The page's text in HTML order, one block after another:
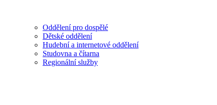
Oddělení pro dospělé
Dětské oddělení
Hudební a internetové oddělení
Studovna a čítarna
Regionální služby